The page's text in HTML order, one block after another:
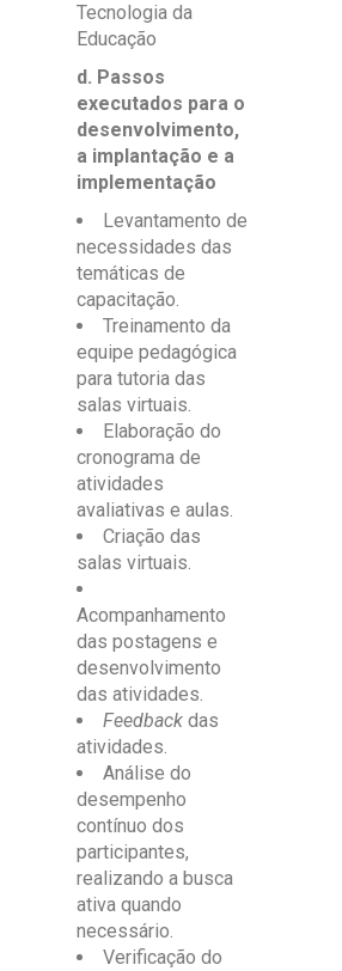
Tecnologia da
Educação
d. Passos
executados para o
desenvolvimento,
a implantação e a
implementação
Levantamento de
necessidades das
temáticas de
capacitação.
Treinamento da
equipe pedagógica
para tutoria das
salas virtuais.
Elaboração do
cronograma de
atividades
avaliativas e aulas.
Criação das
salas virtuais.
Acompanhamento
das postagens e
desenvolvimento
das atividades.
Feedback das
atividades.
Análise do
desempenho
contínuo dos
participantes,
realizando a busca
ativa quando
necessário.
Verificação do